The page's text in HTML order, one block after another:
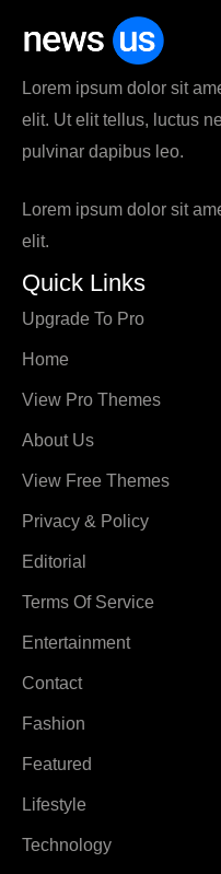
Lorem ipsum dolor sit
elit. Ut elit tellus, luctus
pulvinar dapibus leo.
Lorem ipsum dolor sit
elit.
Quick Links
Upgrade To Pro
Home
View Pro Themes
About Us
View Free Themes
Privacy & Policy
Editorial
Terms Of Service
Entertainment
Contact
Fashion
Featured
Lifestyle
Technology